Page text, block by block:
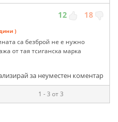
12 18
)
са безброй не е нужно
от тая тсиганска марка
за неуместен коментар
1 - 3 от 3